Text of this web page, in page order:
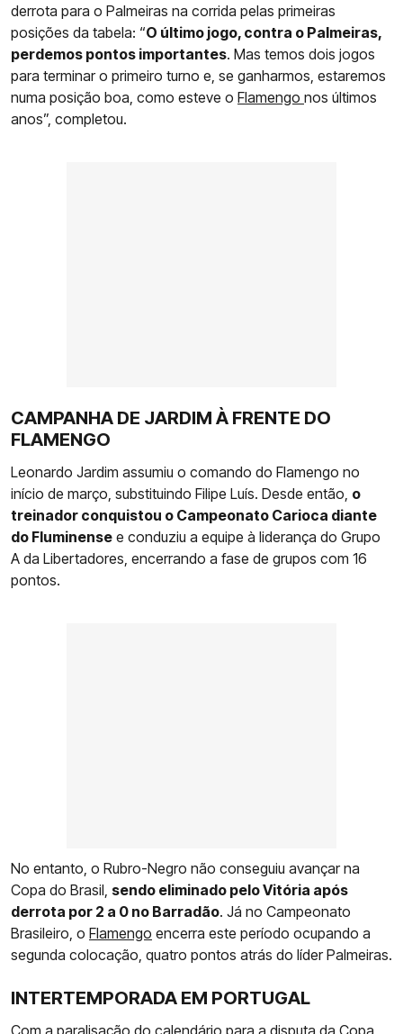
derrota para o Palmeiras na corrida pelas primeiras
posições da tabela: “O último jogo, contra o Palmeiras,
perdemos pontos importantes. Mas temos dois jogos
para terminar o primeiro turno e, se ganharmos, estaremos
numa posição boa, como esteve o Flamengo nos últimos
anos”, completou.
CAMPANHA DE JARDIM À FRENTE DO
FLAMENGO
Leonardo Jardim assumiu o comando do Flamengo no
início de março, substituindo Filipe Luís. Desde então, o
treinador conquistou o Campeonato Carioca diante
do Fluminense e conduziu a equipe à liderança do Grupo
A da Libertadores, encerrando a fase de grupos com 16
pontos.
No entanto, o Rubro-Negro não conseguiu avançar na
Copa do Brasil, sendo eliminado pelo Vitória após
derrota por 2 a 0 no Barradão. Já no Campeonato
Brasileiro, o Flamengo encerra este período ocupando a
segunda colocação, quatro pontos atrás do líder Palmeiras.
INTERTEMPORADA EM PORTUGAL
Com a paralisação do calendário para a disputa da Copa